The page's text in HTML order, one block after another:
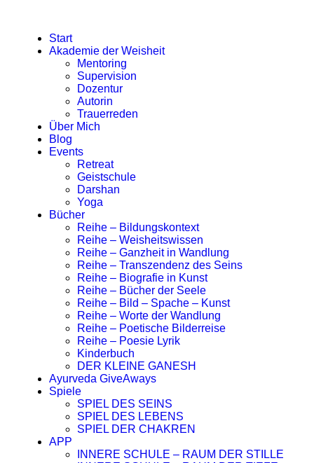
Start
Akademie der Weisheit
Mentoring
Supervision
Dozentur
Autorin
Trauerreden
Über Mich
Blog
Events
Retreat
Geistschule
Darshan
Yoga
Bücher
Reihe – Bildungskontext
Reihe – Weisheitswissen
Reihe – Ganzheit in Wandlung
Reihe – Transzendenz des Seins
Reihe – Biografie in Kunst
Reihe – Bücher der Seele
Reihe – Bild – Spache – Kunst
Reihe – Worte der Wandlung
Reihe – Poetische Bilderreise
Reihe – Poesie Lyrik
Kinderbuch
DER KLEINE GANESH
Ayurveda GiveAways
Spiele
SPIEL DES SEINS
SPIEL DES LEBENS
SPIEL DER CHAKREN
APP
INNERE SCHULE – RAUM DER STILLE